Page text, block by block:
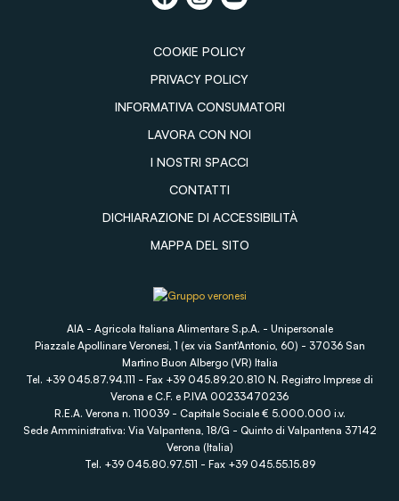
COOKIE POLICY
PRIVACY POLICY
INFORMATIVA CONSUMATORI
LAVORA CON NOI
I NOSTRI SPACCI
CONTATTI
DICHIARAZIONE DI ACCESSIBILITÀ
MAPPA DEL SITO
AIA - Agricola Italiana Alimentare S.p.A. - Unipersonale
Piazzale Apollinare Veronesi, 1 (ex via Sant'Antonio, 60) - 37036 San
Martino Buon Albergo (VR) Italia
Tel. +39 045.87.94.111 - Fax +39 045.89.20.810 N. Registro Imprese di
Verona e C.F. e P.IVA 00233470236
R.E.A. Verona n. 110039 - Capitale Sociale € 5.000.000 i.v.
Sede Amministrativa: Via Valpantena, 18/G - Quinto di Valpantena 37142
Verona (Italia)
Tel. +39 045.80.97.511 - Fax +39 045.55.15.89